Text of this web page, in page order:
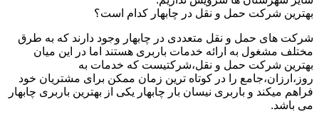
بهترین شرکت حمل و نقل در چابهار کدام است؟
شرکت های حمل و نقل متعددی در چابهار وجود دارند که به طرق
مختلف مشغول به ارائه خدمات باربری هستند اما در این میان
بهترین شرکت حمل و نقل،شرکتیست که خدمات به
روز،ارزان،جامع را در کوتاه ترین زمان ممکن برای مشتریان خود
فراهم میکند و باربری نیسان بار چابهار یکی از بهترین باربری چابهار
می باشد.